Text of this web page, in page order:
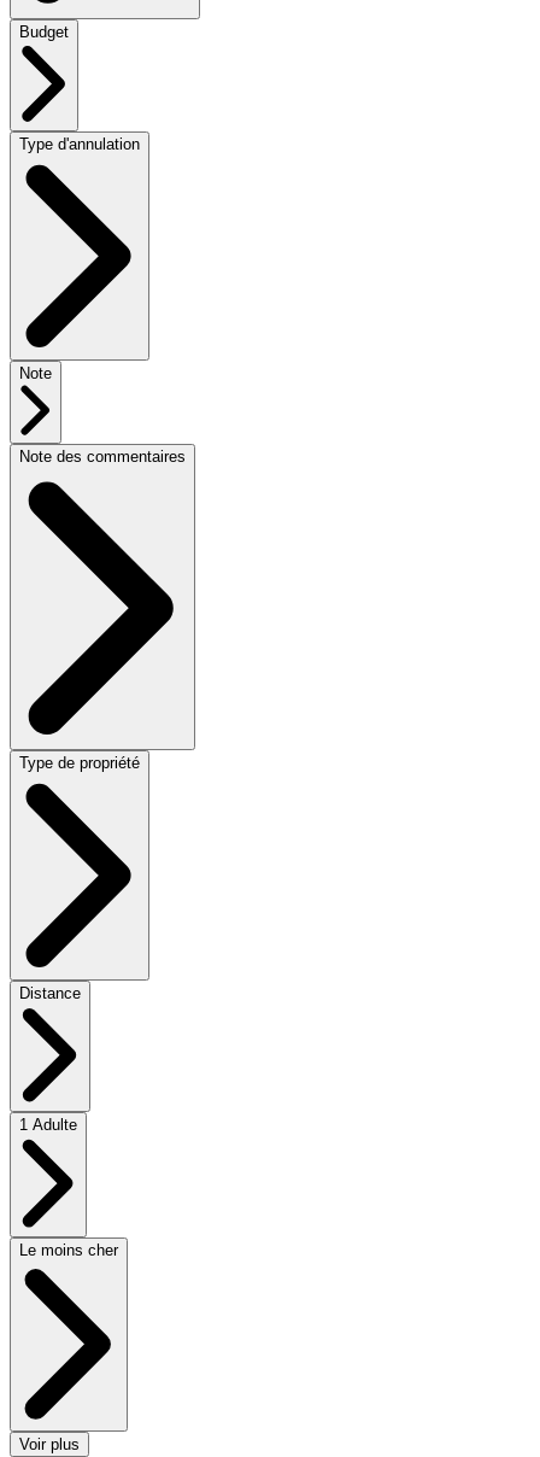
Budget
Type d'annulation
Note
Note des commentaires
Type de propriété
Distance
1 Adulte
Le moins cher
Voir plus